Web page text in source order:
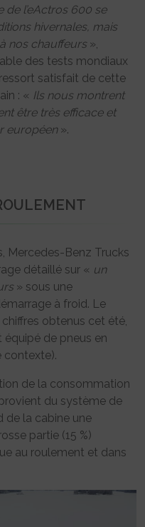
de l’eActros 600 se
hivernales, mais
nos chauffeurs»,
des tests mondiaux
satisfait de cette
: « Ils nous montrent
être très efficace et
européen».
Mercedes-Benz Trucks
détaillé sur « un
» sous une
à froid. Le
obtenus cet été,
de pneus en
contexte).
de la consommation
provient du système de
de la cabine une
partie (15 %)
au roulement et dans